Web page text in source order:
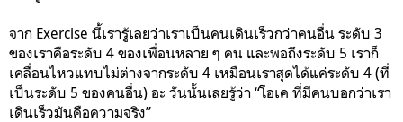
จาก Exercise นี้เรารู้เลยว่าเราเป็นคนเดินเร็วกว่าคนอื่น ระดับ 3
ของเราคือระดับ 4 ของเพื่อนหลาย ๆ คน และพอถึงระดับ 5 เราก็
เคลื่อนไหวแทบไม่ต่างจากระดับ 4 เหมือนเราสุดได้แค่ระดับ 4 (ที่
เป็นระดับ 5 ของคนอื่น) อะ วันนั้นเลยรู้ว่า “โอเค ที่มีคนบอกว่าเรา
เดินเร็วมันคือความจริง”